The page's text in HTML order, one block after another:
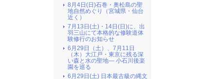
8月4日(日)石巻・奥松島の聖
地自然めぐり（宮城県・仙台
近く）
7月13日(土)・14日(日)に、出
羽三山にて本格的な修験道体
験修行のお知らせ
6月29日（土）、7月11日
（木）大江戸・東京に残る深
い森と水の聖地― 小石川後楽
園を巡る
6月29日(土) 日本最古級の縄文